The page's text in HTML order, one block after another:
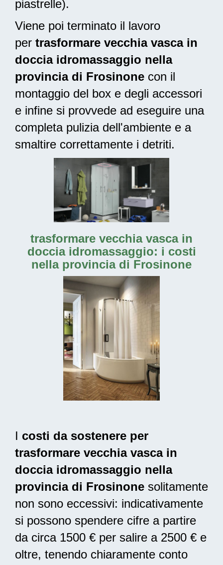
piastrelle).
Viene poi terminato il lavoro
per trasformare vecchia vasca in
doccia idromassaggio nella
provincia di Frosinone con il
montaggio del box e degli accessori
e infine si provvede ad eseguire una
completa puliziadell'ambiente e a
smaltire correttamente i detriti.
trasformare vecchia vasca in
doccia idromassaggio: i costi
nella provincia di Frosinone
I costi da sostenere per
trasformare vecchia vasca in
doccia idromassaggio nella
provincia di Frosinone solitamente
non sono eccessivi: indicativamente
si possono spendere cifre a partire
da circa 1500 € per salire a 2500 € e
oltre, tenendo chiaramente conto